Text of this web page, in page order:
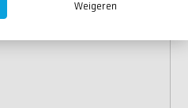
Weigeren